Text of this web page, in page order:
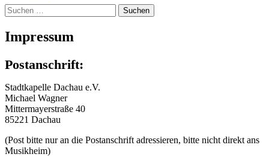
Suchen
nach:
Impressum
Postanschrift:
Stadtkapelle Dachau e.V.
Michael Wagner
Mittermayerstraße 40
85221 Dachau
(Post bitte nur an die Postanschrift adressieren, bitte nicht direkt ans
Musikheim)